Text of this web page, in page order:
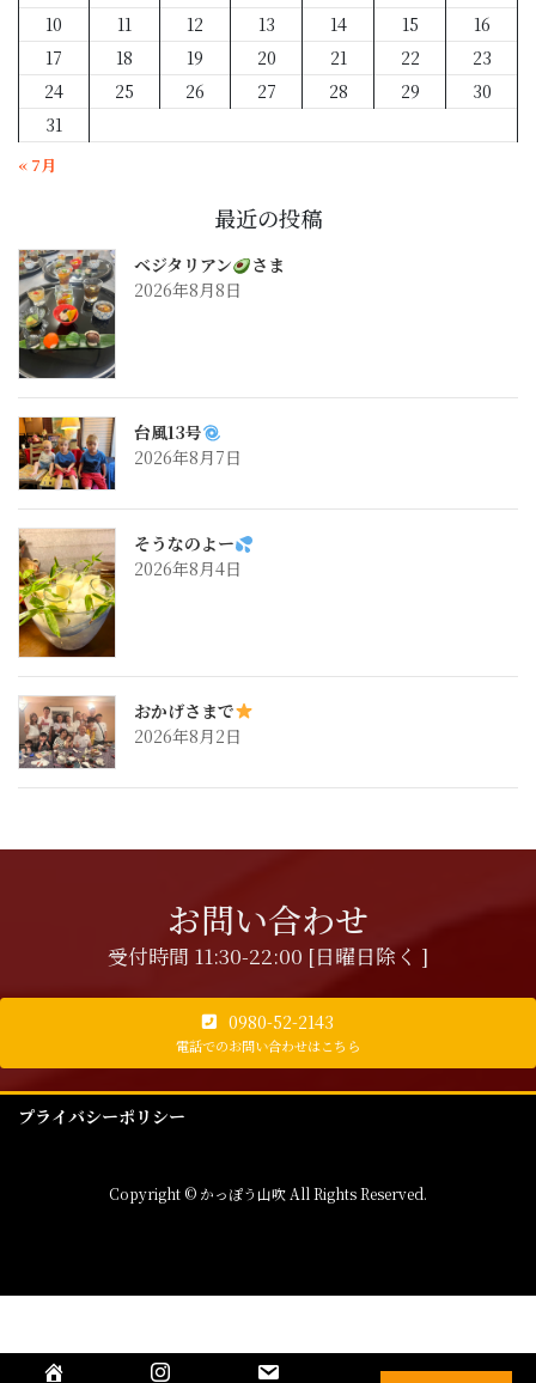
10
11 12 13 14 15
16
17
18 19 20 21 22
23
24
25 26 27 28 29
30
31
« 7月
最近の投稿
ベジタリアン
さま
2026年8月8日
台風13号
2026年8月7日
そうなのよー
2026年8月4日
おかげさまで
2026年8月2日
お問い合わせ
受付時間 11:30-22:00 [日曜日除く ]
0980-52-2143
電話でのお問い合わせはこちら
プライバシーポリシー
Copyright © かっぽう山吹 All Rights Reserved.